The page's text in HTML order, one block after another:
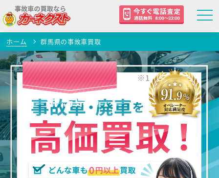
ホーム 群馬県の事故車買取
群馬県 の